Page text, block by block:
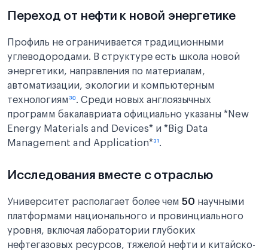
Переход от нефти к новой энергетике
Профиль не ограничивается традиционными
углеводородами. В структуре есть школа новой
энергетики, направления по материалам,
автоматизации, экологии и компьютерным
технологиям³⁰. Среди новых англоязычных
программ бакалавриата официально указаны *New
Energy Materials and Devices* и *Big Data
Management and Application*³¹.
Исследования вместе с отраслью
Университет располагает более чем 50 научными
платформами национального и провинциального
уровня, включая лаборатории глубоких
нефтегазовых ресурсов, тяжелой нефти и китайско-